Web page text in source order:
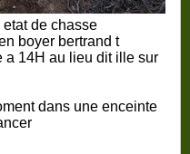
de chasse
boyer bertrand t
a 14H au lieu dit ille sur
dans une enceinte